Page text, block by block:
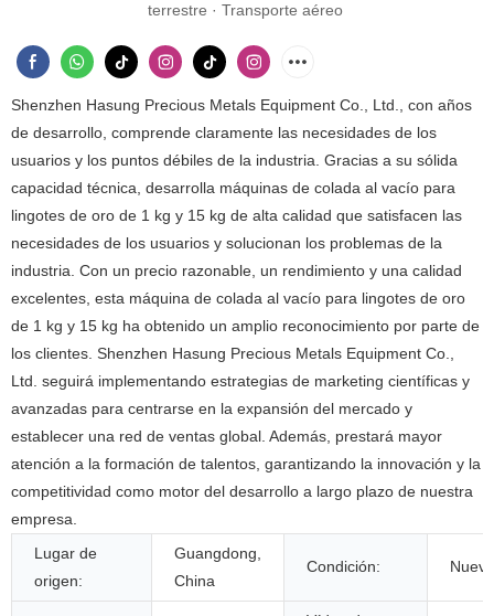
terrestre · Transporte aéreo
Shenzhen Hasung Precious Metals Equipment Co., Ltd., con años
de desarrollo, comprende claramente las necesidades de los
usuarios y los puntos débiles de la industria. Gracias a su sólida
capacidad técnica, desarrolla máquinas de colada al vacío para
lingotes de oro de 1 kg y 15 kg de alta calidad que satisfacen las
necesidades de los usuarios y solucionan los problemas de la
industria. Con un precio razonable, un rendimiento y una calidad
excelentes, esta máquina de colada al vacío para lingotes de oro
de 1 kg y 15 kg ha obtenido un amplio reconocimiento por parte de
los clientes. Shenzhen Hasung Precious Metals Equipment Co.,
Ltd. seguirá implementando estrategias de marketing científicas y
avanzadas para centrarse en la expansión del mercado y
establecer una red de ventas global. Además, prestará mayor
atención a la formación de talentos, garantizando la innovación y la
competitividad como motor del desarrollo a largo plazo de nuestra
empresa.
Lugar de
origen:
Guangdong,
China
Condición: Nuevo